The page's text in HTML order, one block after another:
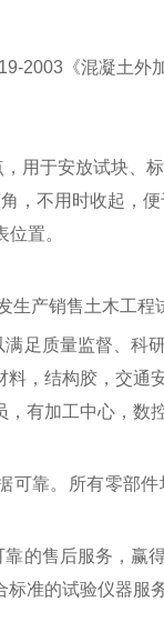
2003《混凝土外
用于安放试块、标
，不用时收起，便
置。
生产销售土木工程
足质量监督、科
，结构胶，交通
有加工中心，数
可靠。所有零部
的售后服务，赢
准的试验仪器服